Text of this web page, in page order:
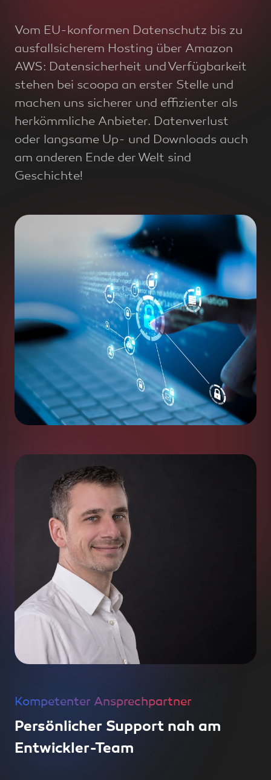
Vom EU-konformen Datenschutz bis zu
ausfallsicherem Hosting über Amazon
AWS: Datensicherheit und Verfügbarkeit
stehen bei scoopa an erster Stelle und
machen uns sicherer und effizienter als
herkömmliche Anbieter. Datenverlust
oder langsame Up- und Downloads auch
am anderen Ende der Welt sind
Geschichte!
Kompetenter Ansprechpartner
Persönlicher Support nah am
Entwickler-Team